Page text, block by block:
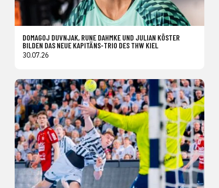
DOMAGOJ DUVNJAK, RUNE DAHMKE UND JULIAN KÖSTER
BILDEN DAS NEUE KAPITÄNS-TRIO DES THW KIEL
30.07.26